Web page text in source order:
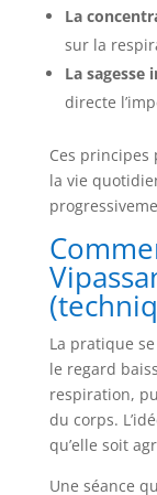
La
sur la
La sagesse
directe
Ces principes
la vie
La pratique
le regard
respiration,
du corps.
qu’elle soit
Une séance